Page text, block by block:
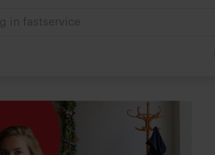
in fastservice